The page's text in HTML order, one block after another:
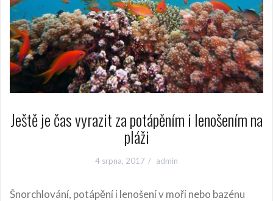
Ještě je čas vyrazit za potápěním i lenošením na
pláži
4 srpna, 2017 admin
Šnorchlování, potápění i lenošení v moři nebo bazénu